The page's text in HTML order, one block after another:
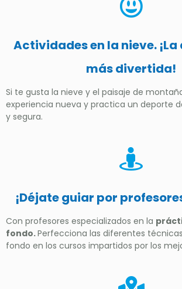
Actividades en la nieve.
más divertida!
Si te gusta la nieve y el paisaje de
experiencia nueva y practica un deporte
y segura.
¡Déjate guiar por
Con profesores especializados en la
fondo.Perfecciona las diferentes
fondo en los cursos impartidos por los